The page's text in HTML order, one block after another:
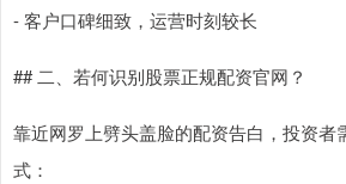
- 客户口碑细致，运营时刻较长
## 二、若何识别股票正规配资官网？
靠近网罗上劈头盖脸的配资告白，投资者
式：